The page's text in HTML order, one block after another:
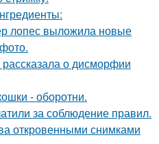
лопес выложила новые
о дисморфии
- оборотни.
за соблюдение правил.
откровенными снимками